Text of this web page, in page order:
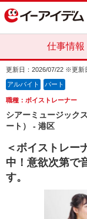
仕事情報
更新日：2026/07/22 ※更新
アルバイト パート
職種：ボイストレーナー
シアーミュージック
ート） - 港区
＜ボイストレー
中！意欲次第で
す。